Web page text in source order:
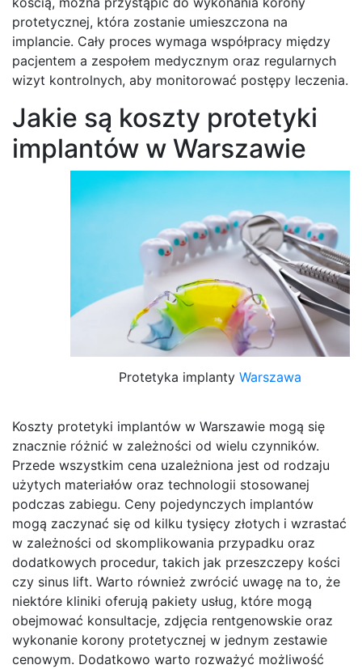
protetycznej, która zostanie umieszczona na
implancie. Cały proces wymaga współpracy między
pacjentem a zespołem medycznym oraz regularnych
wizyt kontrolnych, aby monitorować postępy leczenia.
Jakie są koszty protetyki
implantów w Warszawie
Protetyka implanty Warszawa
Koszty protetyki implantów w Warszawie mogą się
znacznie różnić w zależności od wielu czynników.
Przede wszystkim cena uzależniona jest od rodzaju
użytych materiałów oraz technologii stosowanej
podczas zabiegu. Ceny pojedynczych implantów
mogą zaczynać się od kilku tysięcy złotych i wzrastać
w zależności od skomplikowania przypadku oraz
dodatkowych procedur, takich jak przeszczepy kości
czy sinus lift. Warto również zwrócić uwagę na to, że
niektóre kliniki oferują pakiety usług, które mogą
obejmować konsultacje, zdjęcia rentgenowskie oraz
wykonanie korony protetycznej w jednym zestawie
cenowym. Dodatkowo warto rozważyć możliwość